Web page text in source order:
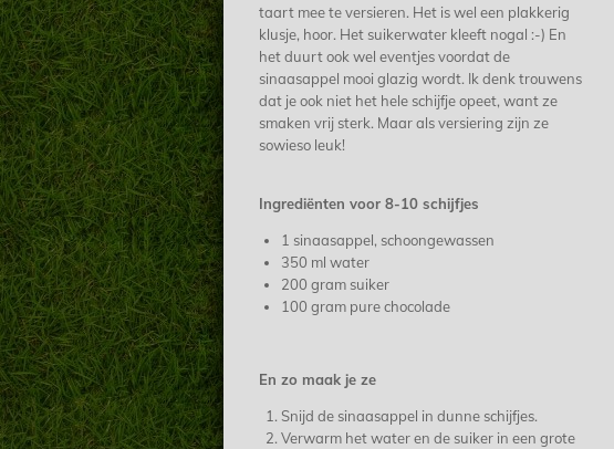
taart mee te versieren. Het is wel een plakkerig
klusje, hoor. Het suikerwater kleeft nogal :-) En
het duurt ook wel eventjes voordat de
sinaasappel mooi glazig wordt. Ik denk trouwens
dat je ook niet het hele schijfje opeet, want ze
smaken vrij sterk. Maar als versiering zijn ze
sowieso leuk!
Ingrediënten voor 8-10 schijfjes
1 sinaasappel, schoongewassen
350 ml water
200 gram suiker
100 gram pure chocolade
En zo maak je ze
Snijd de sinaasappel in dunne schijfjes.
Verwarm het water en de suiker in een grote